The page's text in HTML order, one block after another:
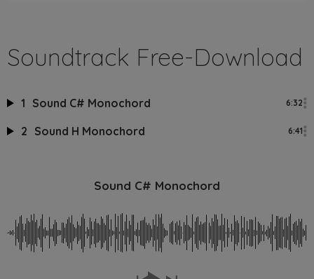
Soundtrack Free-Download
1 Sound C# Monochord 6:32
2 Sound H Monochord 6:41
Sound C# Monochord